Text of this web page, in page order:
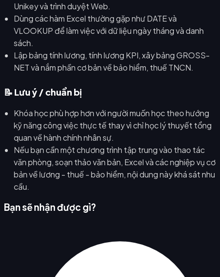
Unikey và trình duyệt Web.
Dùng các hàm Excel thường gặp như DATE và
VLOOKUP để làm việc với dữ liệu ngày tháng và danh
sách.
Lập bảng tính lương, tính lương KPI, xây bảng GROSS-
NET và nắm phần cơ bản về bảo hiểm, thuế TNCN.
📝 Lưu ý / chuẩn bị
Khóa học phù hợp hơn với người muốn học theo hướng
kỹ năng công việc thực tế thay vì chỉ học lý thuyết tổng
quan về hành chính nhân sự.
Nếu bạn cần một chương trình tập trung vào thao tác
văn phòng, soạn thảo văn bản, Excel và các nghiệp vụ cơ
bản về lương - thuế - bảo hiểm, nội dung này khá sát nhu
cầu.
Bạn sẽ nhận được gì?